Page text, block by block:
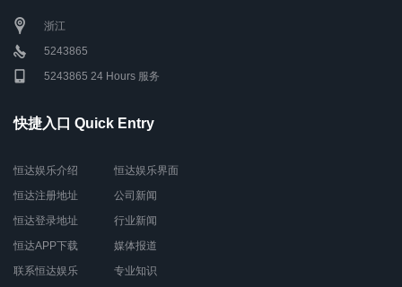
浙江
5243865
5243865 24 Hours 服务
快捷入口 Quick Entry
恒达娱乐介绍
恒达注册地址
恒达登录地址
恒达APP下载
联系恒达娱乐
恒达娱乐界面
公司新闻
行业新闻
媒体报道
专业知识